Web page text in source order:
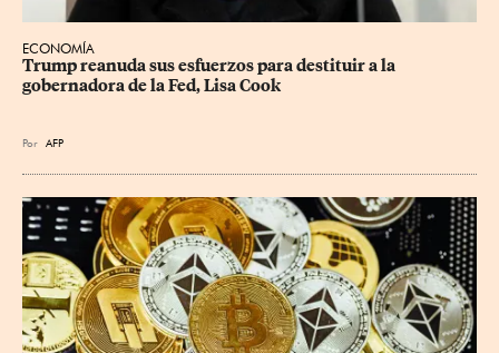
ECONOMÍA
Trump reanuda sus esfuerzos para destituir a la
gobernadora de la Fed, Lisa Cook
Por AFP